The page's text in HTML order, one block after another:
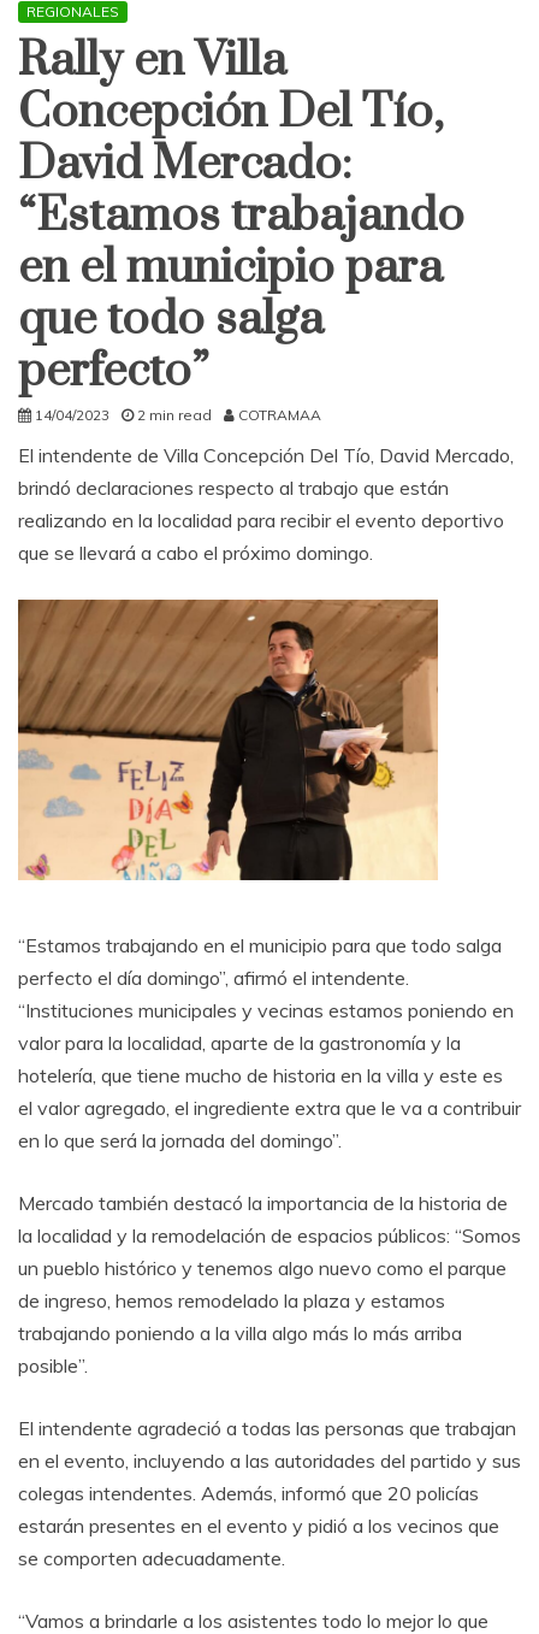
REGIONALES
Rally en Villa
Concepción Del Tío,
David Mercado:
“Estamos trabajando
en el municipio para
que todo salga
perfecto”
14/04/2023 2 min read COTRAMAA
El intendente de Villa Concepción Del Tío, David Mercado,
brindó declaraciones respecto al trabajo que están
realizando en la localidad para recibir el evento deportivo
que se llevará a cabo el próximo domingo.
“Estamos trabajando en el municipio para que todo salga
perfecto el día domingo”, afirmó el intendente.
“Instituciones municipales y vecinas estamos poniendo en
valor para la localidad, aparte de la gastronomía y la
hotelería, que tiene mucho de historia en la villa y este es
el valor agregado, el ingrediente extra que le va a contribuir
en lo que será la jornada del domingo”.
Mercado también destacó la importancia de la historia de
la localidad y la remodelación de espacios públicos: “Somos
un pueblo histórico y tenemos algo nuevo como el parque
de ingreso, hemos remodelado la plaza y estamos
trabajando poniendo a la villa algo más lo más arriba
posible”.
El intendente agradeció a todas las personas que trabajan
en el evento, incluyendo a las autoridades del partido y sus
colegas intendentes. Además, informó que 20 policías
estarán presentes en el evento y pidió a los vecinos que
se comporten adecuadamente.
“Vamos a brindarle a los asistentes todo lo mejor lo que